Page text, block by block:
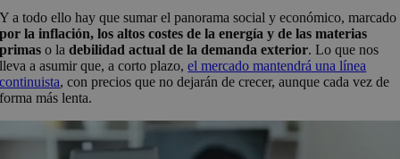
Y a todo ello hay que sumar el panorama social y económico, marcado
por la inflación, los altos costes de la energía y de las materias
primas o ladebilidad actual de la demanda exterior. Lo que nos
lleva a asumir que, a corto plazo,el mercado mantendrá una línea
continuista, con precios que no dejarán de crecer, aunque cada vez de
forma más lenta.